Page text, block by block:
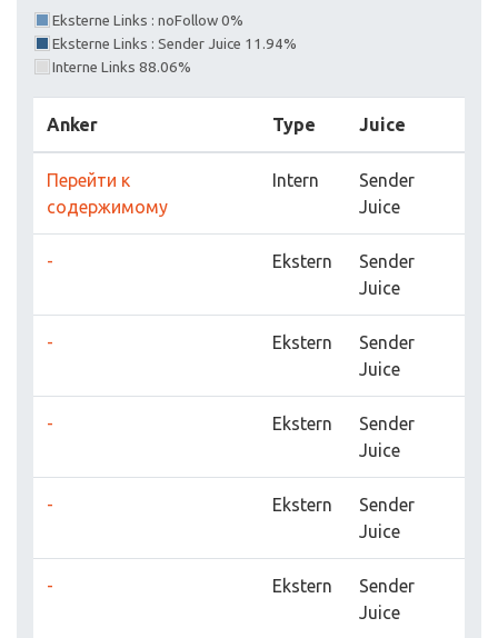
Eksterne Links : noFollow 0%
Eksterne Links : Sender Juice 11.94%
Interne Links 88.06%
Anker Type Juice
Перейти к
содержимому
Intern
Sender
Juice
- Ekstern
Sender
Juice
- Ekstern
Sender
Juice
- Ekstern
Sender
Juice
- Ekstern
Sender
Juice
- Ekstern
Sender
Juice